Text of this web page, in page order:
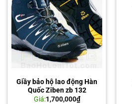
Giầy bảo hộ lao động Hàn
Quốc Ziben zb 132
Giá:1,700,000₫